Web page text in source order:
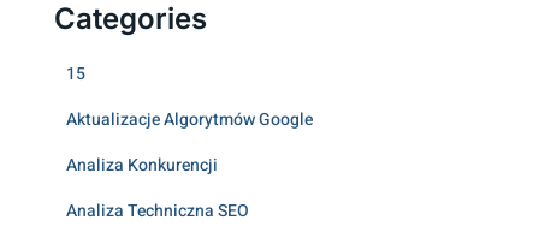
Categories
15
Aktualizacje Algorytmów Google
Analiza Konkurencji
Analiza Techniczna SEO